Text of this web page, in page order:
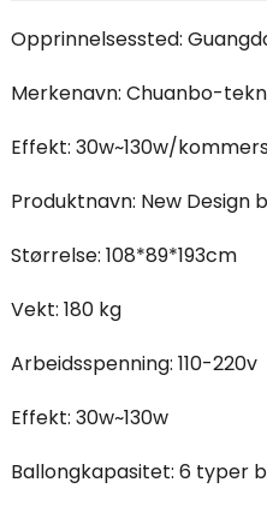
Opprinnelsessted:
Merkenavn: Chuanbo-
Effekt: 30w~130w/
Produktnavn: New Design
Størrelse: 108*89*193cm
Vekt: 180 kg
Arbeidsspenning: 110-220v
Effekt: 30w~130w
Ballongkapasitet: 6 typer